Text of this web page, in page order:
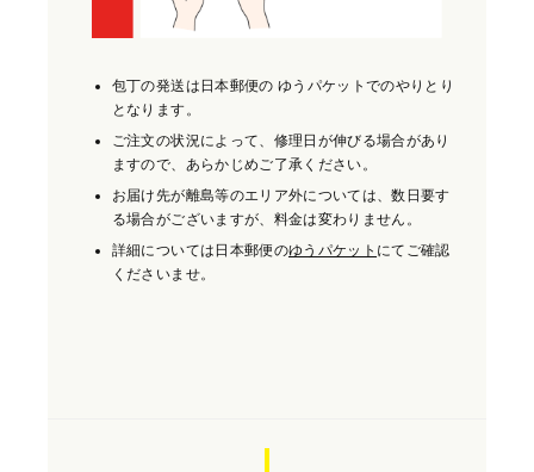
包丁の発送は日本郵便の ゆうパケットでのやりとり
となります。
ご注文の状況によって、修理日が伸びる場合があり
ますので、あらかじめご了承ください。
お届け先が離島等のエリア外については、数日要す
る場合がございますが、料金は変わりません。
詳細については日本郵便のゆうパケット にてご確認
くださいませ。